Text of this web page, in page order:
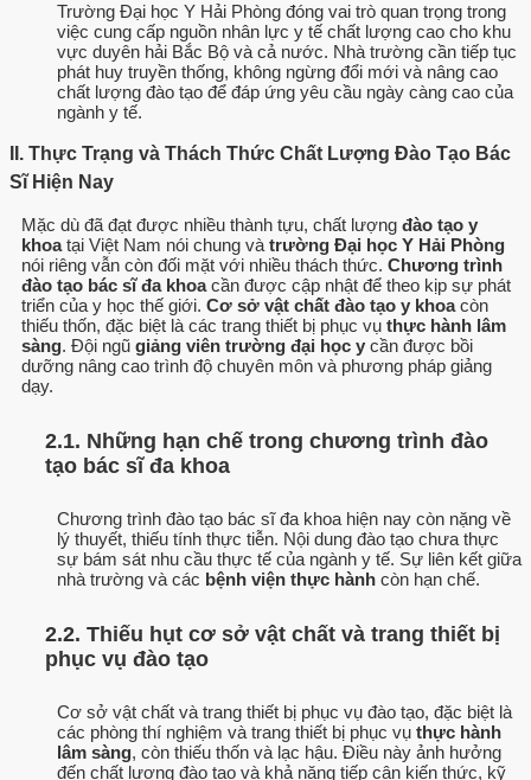
Trường Đại học Y Hải Phòng đóng vai trò quan trọng trong
việc cung cấp nguồn nhân lực y tế chất lượng cao cho khu
vực duyên hải Bắc Bộ và cả nước. Nhà trường cần tiếp tục
phát huy truyền thống, không ngừng đổi mới và nâng cao
chất lượng đào tạo để đáp ứng yêu cầu ngày càng cao của
ngành y tế.
II. Thực Trạng và Thách Thức Chất Lượng Đào Tạo Bác
Sĩ Hiện Nay
Mặc dù đã đạt được nhiều thành tựu, chất lượng đào tạo y
khoatại Việt Nam nói chung và trường Đại học Y Hải Phòng
nói riêng vẫn còn đối mặt với nhiều thách thức. Chương trình
đào tạo bác sĩ đa khoacần được cập nhật để theo kịp sự phát
triển của y học thế giới. Cơ sở vật chất đào tạo y khoacòn
thiếu thốn, đặc biệt là các trang thiết bị phục vụ thực hành lâm
sàng. Đội ngũ giảng viên trường đại học y cần được bồi
dưỡng nâng cao trình độ chuyên môn và phương pháp giảng
dạy.
2.1. Những hạn chế trong chương trình đào
tạo bác sĩ đa khoa
Chương trình đào tạo bác sĩ đa khoa hiện nay còn nặng về
lý thuyết, thiếu tính thực tiễn. Nội dung đào tạo chưa thực
sự bám sát nhu cầu thực tế của ngành y tế. Sự liên kết giữa
nhà trường và các bệnh viện thực hành còn hạn chế.
2.2. Thiếu hụt cơ sở vật chất và trang thiết bị
phục vụ đào tạo
Cơ sở vật chất và trang thiết bị phục vụ đào tạo, đặc biệt là
các phòng thí nghiệm và trang thiết bị phục vụ thực hành
lâm sàng, còn thiếu thốn và lạc hậu. Điều này ảnh hưởng
đến chất lượng đào tạo và khả năng tiếp cận kiến thức, kỹ